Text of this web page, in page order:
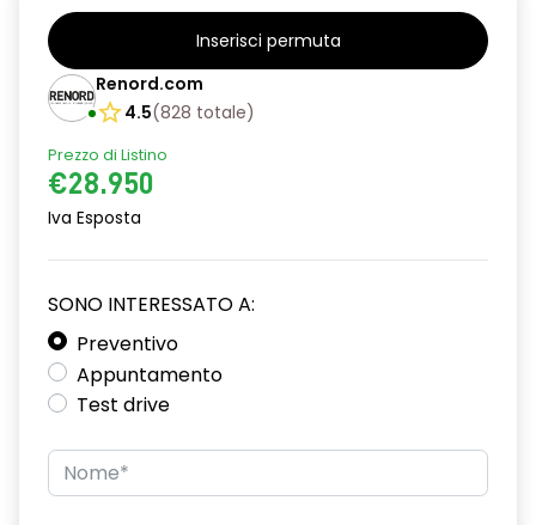
Inserisci permuta
Renord.com
4.5(828 totale)
Prezzo di Listino
€28.950
Iva Esposta
SONO INTERESSATO A:
Preventivo
Appuntamento
Test drive